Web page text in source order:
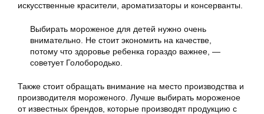
искусственные красители, ароматизаторы и консерванты.
Выбирать мороженое для детей нужно очень
внимательно. Не стоит экономить на качестве,
потому что здоровье ребенка гораздо важнее, —
советует Голобородько.
Также стоит обращать внимание на место производства и
производителя мороженого. Лучше выбирать мороженое
от известных брендов, которые производят продукцию с